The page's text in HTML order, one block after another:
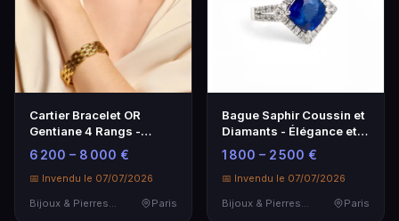
Cartier Bracelet OR
Gentiane 4 Rangs -
Élégance et Luxe
6 200 – 8 000 €
📅 Invendu le 07/07/2026
Paris
Bague Saphir Coussin et
Diamants - Élégance et
Brillance
1 800 – 2 500 €
📅 Invendu le 07/07/2026
Paris